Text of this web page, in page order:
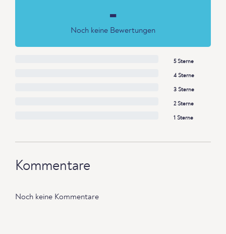
-
Noch keine Bewertungen
5 Sterne
4 Sterne
3 Sterne
2 Sterne
1 Sterne
Kommentare
Noch keine Kommentare